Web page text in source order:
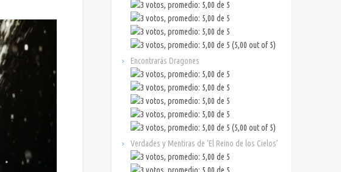
(5,00 out of 5)
Encontrarás Dragones
(5,00 out of 5)
Verdades y Mentiras de ‘El Reino de los Cielos’